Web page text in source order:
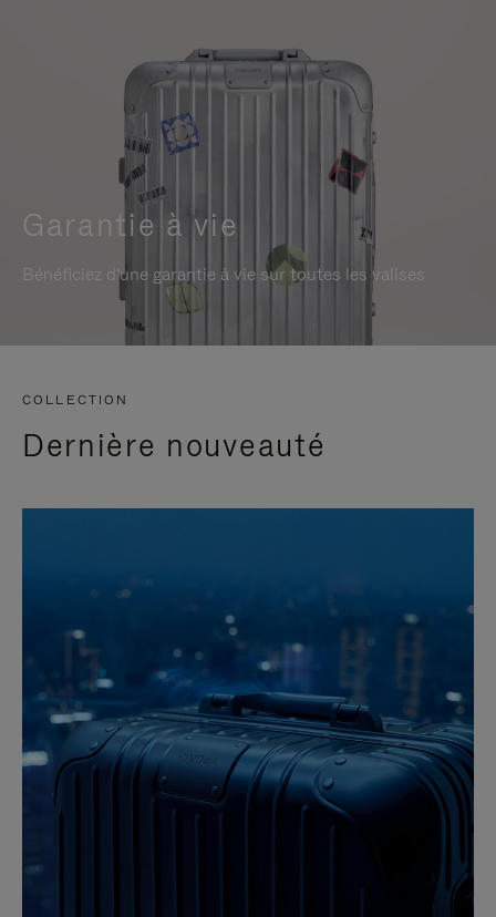
Garantie à vie
Bénéficiez d'une garantie à vie sur toutes les valises
COLLECTION
Dernière nouveauté